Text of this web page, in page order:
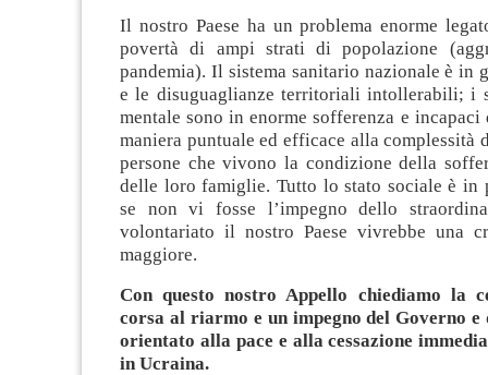
Il nostro Paese ha un problema enorme
povertà di ampi strati di popolazione
pandemia). Il sistema sanitario nazionale è in
e le disuguaglianze territoriali intollerabili; i
mentale sono in enorme sofferenza e
maniera puntuale ed efficace alla complessità
persone che vivono la condizione della
delle loro famiglie. Tutto lo stato sociale è in
se non vi fosse l’impegno dello
volontariato il nostro Paese vivrebbe una
maggiore.
Con questo nostro Appello chiediamo la
corsa al riarmo e un impegno del Governo e
orientato alla pace e alla cessazione
in Ucraina.